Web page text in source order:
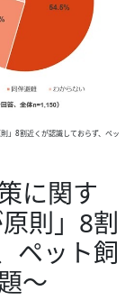
」8割近くが認識しておらず、ペッ
に関す
則」8割
ペット飼
～